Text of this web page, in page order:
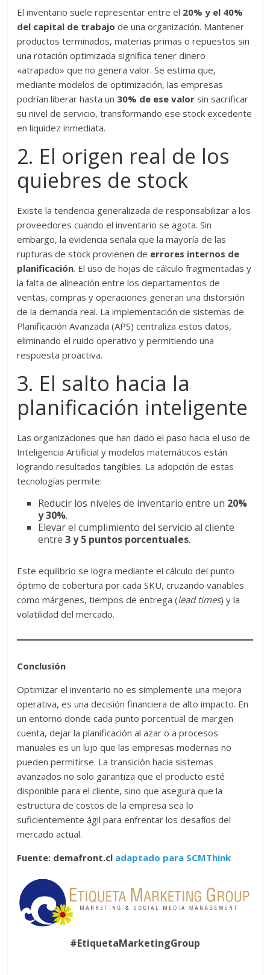
El inventario suele representar entre el 20% y el 40%
del capital de trabajo de una organización. Mantener
productos terminados, materias primas o repuestos sin
una rotación optimizada significa tener dinero
«atrapado» que no genera valor. Se estima que,
mediante modelos de optimización, las empresas
podrían liberar hasta un 30% de ese valor sin sacrificar
su nivel de servicio, transformando ese stock excedente
en liquidez inmediata.
2. El origen real de los
quiebres de stock
Existe la tendencia generalizada de responsabilizar a los
proveedores cuando el inventario se agota. Sin
embargo, la evidencia señala que la mayoría de las
rupturas de stock provienen de errores internos de
planificación. El uso de hojas de cálculo fragmentadas y
la falta de alineación entre los departamentos de
ventas, compras y operaciones generan una distorsión
de la demanda real. La implementación de sistemas de
Planificación Avanzada (APS) centraliza estos datos,
eliminando el ruido operativo y permitiendo una
respuesta proactiva.
3. El salto hacia la
planificación inteligente
Las organizaciones que han dado el paso hacia el uso de
Inteligencia Artificial y modelos matemáticos están
logrando resultados tangibles. La adopción de estas
tecnologías permite:
Reducir los niveles de inventario entre un 20%
y 30%.
Elevar el cumplimiento del servicio al cliente
entre3 y 5 puntos porcentuales.
Este equilibrio se logra mediante el cálculo del punto
óptimo de cobertura por cada SKU, cruzando variables
como márgenes, tiempos de entrega (lead times) y la
volatilidad del mercado.
Conclusión
Optimizar el inventario no es simplemente una mejora
operativa, es una decisión financiera de alto impacto. En
un entorno donde cada punto porcentual de margen
cuenta, dejar la planificación al azar o a procesos
manuales es un lujo que las empresas modernas no
pueden permitirse. La transición hacia sistemas
avanzados no solo garantiza que el producto esté
disponible para el cliente, sino que asegura que la
estructura de costos de la empresa sea lo
suficientemente ágil para enfrentar los desafíos del
mercado actual.
Fuente: demafront.cl adaptado para SCMThink
#EtiquetaMarketingGroup